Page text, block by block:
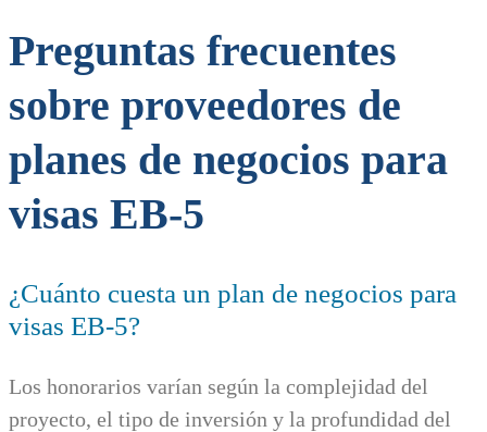
Preguntas frecuentes
sobre proveedores de
planes de negocios para
visas EB-5
¿Cuánto cuesta un plan de negocios para
visas EB-5?
Los honorarios varían según la complejidad del
proyecto, el tipo de inversión y la profundidad del